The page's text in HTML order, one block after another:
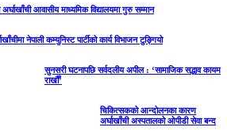
आवासीय माध्यमिक विद्यालयमा गुरु सम्मान
नेपाली कम्युनिस्ट पार्टीको कार्य विभाजन टुङ्गियो
सुनसरी घटनापछि सर्वदलीय अपील : ‘सामाजिक सद्भाव कायम
राखौँ’
चिकित्सकको आन्दोलनका कारण
अर्घाखाँची अस्पतालको ओपीडी सेवा बन्द